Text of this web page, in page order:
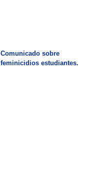
Comunicado sobre
feminicidios estudiantes.